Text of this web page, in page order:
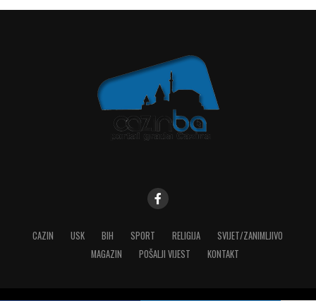
CAZIN USK BIH SPORT RELIGIJA
SVIJET/ZANIMLJIVO
MAGAZIN
POŠALJI VIJEST KONTAKT